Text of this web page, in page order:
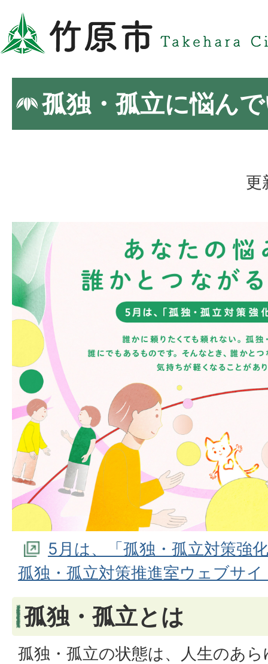
孤独・孤立に悩ん
更
5月は、「孤独・孤立対策強
孤独・孤立対策推進室ウェブサイ
孤独・孤立とは
孤独・孤立の状態は、人生のあ